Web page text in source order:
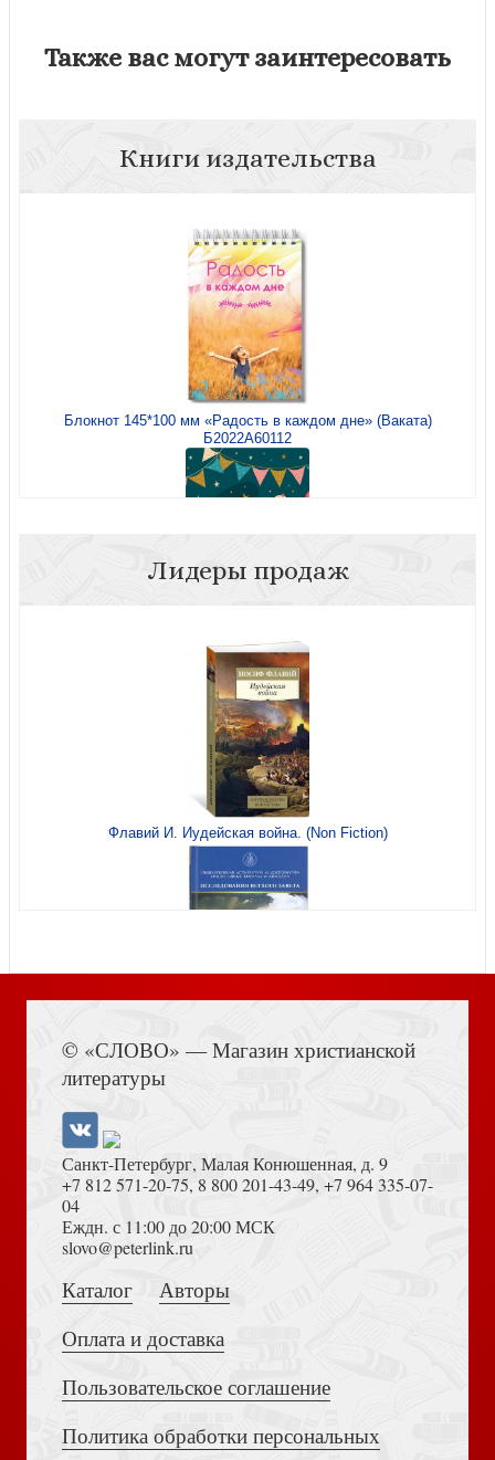
Также вас могут заинтересовать
Книги издательства
Блокнот 145*100 мм «Радость в каждом дне» (Ваката)
Б2022А60112
Открытка «Именинный торт», С днем Рождения! 10*15,
глянцевая (Ваката) 63
Индексы для Библии с прорезкой (темно-зеленый —
коричневый) Н23А50003
Набор мини-открыток на День рождения 473
Наклейка А5 «Все к лучшему!». Карлик-нос (Ваката)
Лидеры продаж
Флавий И. Иудейская война. (Non Fiction)
Достоевский Ф.М. Сила и правда России (2024)
Толкование на Апокалипсис (Тихоний Африканский)
© «СЛОВО» — Магазин христианской
литературы
Санкт-Петербург, Малая Конюшенная, д. 9
+7 812 571-20-75, 8 800 201-43-49, +7 964 335-07-
04
Еждн. с 11:00 до 20:00 МСК
slovo@peterlink.ru
Каталог
Авторы
Оплата и доставка
Пользовательское соглашение
Политика обработки персональных